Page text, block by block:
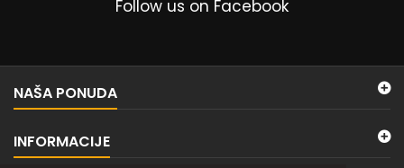
Follow us on Facebook
NAŠA PONUDA
INFORMACIJE